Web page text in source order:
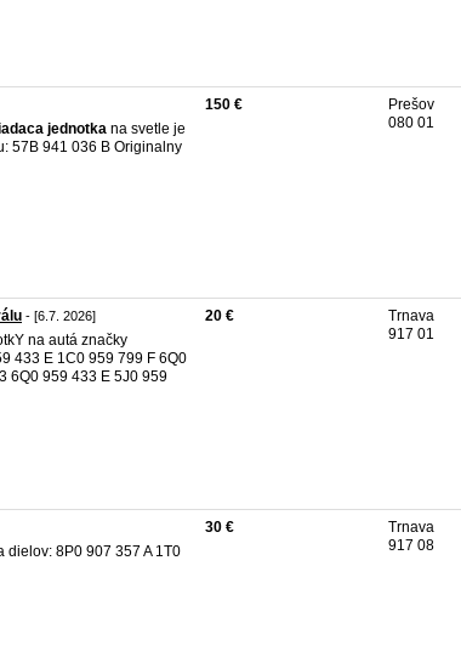
jednotka na svetle je
57B 941 036 B Originalny
150 €
Prešov
080 01
- [6.7. 2026]
na autá značky
433 E 1C0 959 799 F 6Q0
6Q0 959 433 E 5J0 959
20 €
Trnava
917 01
dielov: 8P0 907 357 A 1T0
30 €
Trnava
917 08